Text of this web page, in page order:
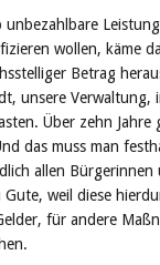
unbezahlbare
wollen, käme
Betrag
unsere Verwaltung,
Über zehn Jahre
das muss man
allen Bürgerinnen
weil diese
für andere